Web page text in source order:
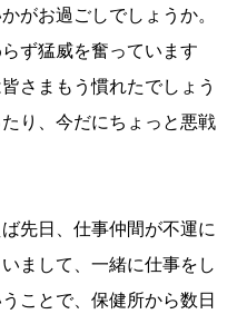
がお過ごしでしょうか。
ず猛威を奮っています
さまもう慣れたでしょう
り、今だにちょっと悪戦
先日、仕事仲間が不運に
まして、一緒に仕事をし
ことで、保健所から数日